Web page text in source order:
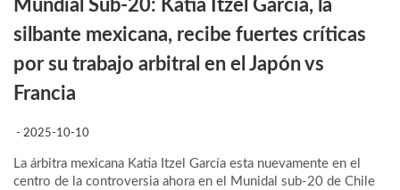
Mundial Sub-20: Katia Itzel García, la
silbante mexicana, recibe fuertes críticas
por su trabajo arbitral en el Japón vs
Francia
- 2025-10-10
La árbitra mexicana Katia Itzel García esta nuevamente en el
centro de la controversia ahora en el Munidal sub-20 de Chile